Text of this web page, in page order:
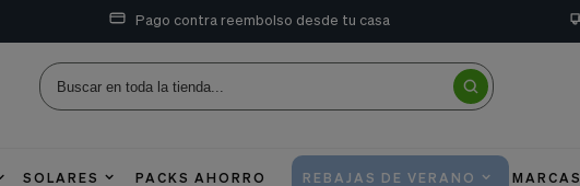
Pago contra reembolso desde tu casa
SOLARES PACKS AHORRO REBAJAS DE VERANO MARCAS